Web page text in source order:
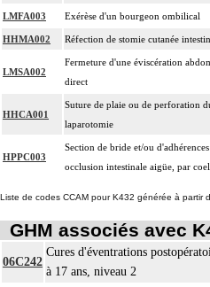
LMFA003 Exérèse d'un bourgeon ombilical
HHMA002 Réfection de stomie cutanée
LMSA002
Fermeture d'une éviscération
direct
HHCA001
Suture de plaie ou de perforation
laparotomie
HPPC003
Section de bride et/ou
occlusion intestinale aigüe, par
Liste de codes CCAM pour K432 générée à partir
GHM associés avec
06C242
Cures d'éventrations
à 17 ans, niveau 2